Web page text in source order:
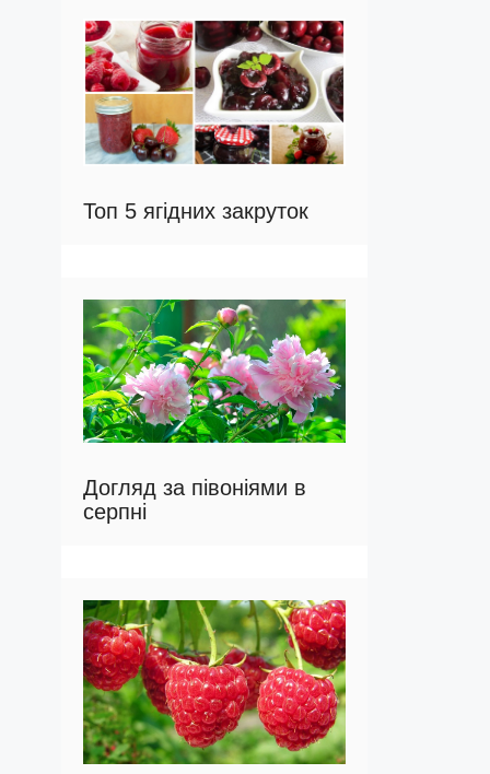
Топ 5 ягідних закруток
Догляд за півоніями в
серпні